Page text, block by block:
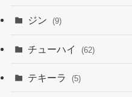
ジン (9)
チューハイ (62)
テキーラ (5)